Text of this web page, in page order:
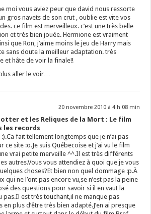
moi vous aviez peur que david nous ressorte
gros navets de son crut , oublie est vite vos
ce film est merveilleux. c’est une très belle
et très bien jouée. Hermione est vraiment
que Ron, j’aime moins le jeu de Harry mais
sans doute la meilleur adaptation. très
et hâte de voir la finale!!
aller le voir…
20 novembre 2010 à 4 h 08 min
et les Reliques de la Mort : Le film
les records
fait tellement longtemps que je n’ai pas
ce site :o.Je suis Québecoise et j’ai vu le film
vrai petite merveille ^^.Il est très différents
autres.Vous vous attendiez à quoi que je vous
choses?Et bien non quel dommage :p.À
qui ne l’ont pas encore vu,se n’est pas la peine
des questions pour savoir si il en vaut la
pas.Il est très touchant,il ne manque pas
en plus d’être très bien adapté.J’en ai presque